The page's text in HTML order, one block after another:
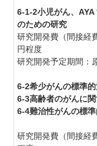
6-1-2小児がん、
のための研究
研究開発費（間接経
円程度
研究開発予定期間
6-2希少がんの標準
6-3高齢者のがんに
6-4難治性がんの標
研究開発費（間接経